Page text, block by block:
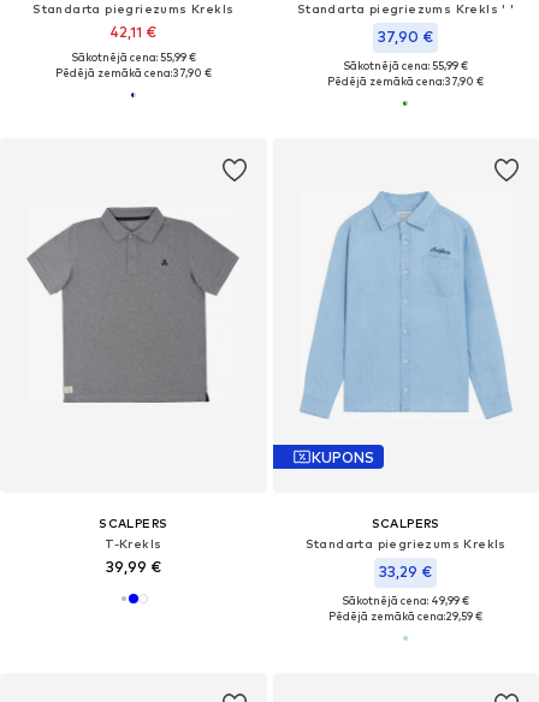
Standarta piegriezums Krekls
42,11 €
Sākotnējā cena: 55,99 €
Pēdējā zemākā cena:37,90 €
Standarta piegriezums Krekls ' '
37,90 €
Sākotnējā cena: 55,99 €
Pēdējā zemākā cena:37,90 €
SCALPERS
T-Krekls
39,99 €
KUPONS
SCALPERS
Standarta piegriezums Krekls
33,29 €
Sākotnējā cena: 49,99 €
Pēdējā zemākā cena:29,59 €